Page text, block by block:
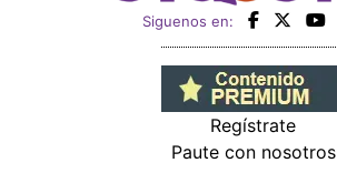
Siguenos en:
Regístrate
Paute con nosotros